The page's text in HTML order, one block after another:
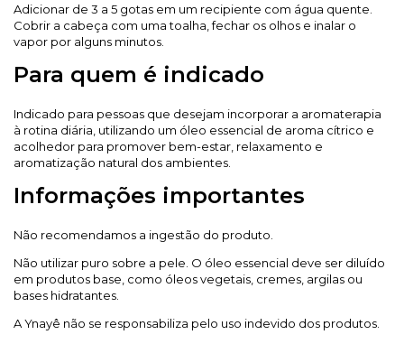
Adicionar de 3 a 5 gotas em um recipiente com água quente.
Cobrir a cabeça com uma toalha, fechar os olhos e inalar o
vapor por alguns minutos.
Para quem é indicado
Indicado para pessoas que desejam incorporar a aromaterapia
à rotina diária, utilizando um óleo essencial de aroma cítrico e
acolhedor para promover bem-estar, relaxamento e
aromatização natural dos ambientes.
Informações importantes
Não recomendamos a ingestão do produto.
Não utilizar puro sobre a pele. O óleo essencial deve ser diluído
em produtos base, como óleos vegetais, cremes, argilas ou
bases hidratantes.
A Ynayê não se responsabiliza pelo uso indevido dos produtos.